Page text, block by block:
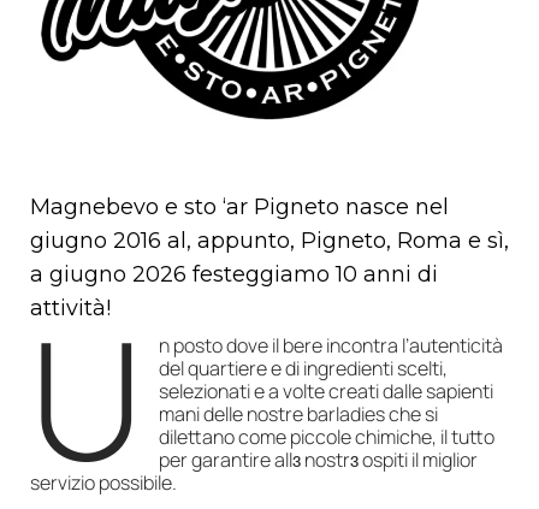
Magnebevo e sto ‘ar Pigneto nasce nel
giugno 2016 al, appunto, Pigneto, Roma e sì,
a giugno 2026 festeggiamo 10 anni di
attività!
U
n posto dove il bere incontra l’autenticità
del quartiere e di ingredienti scelti,
selezionati e a volte creati dalle sapienti
mani delle nostre barladies che si
dilettano come piccole chimiche, il tutto
per garantire allɜnostrɜ ospiti il miglior
servizio possibile.